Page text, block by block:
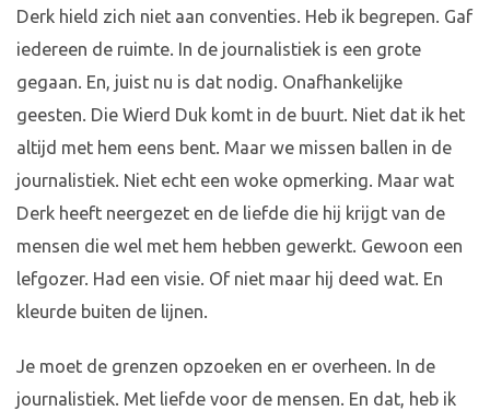
Derk hield zich niet aan conventies. Heb ik begrepen. Gaf
iedereen de ruimte. In de journalistiek is een grote
gegaan. En, juist nu is dat nodig. Onafhankelijke
geesten. Die Wierd Duk komt in de buurt. Niet dat ik het
altijd met hem eens bent. Maar we missen ballen in de
journalistiek. Niet echt een woke opmerking. Maar wat
Derk heeft neergezet en de liefde die hij krijgt van de
mensen die wel met hem hebben gewerkt. Gewoon een
lefgozer. Had een visie. Of niet maar hij deed wat. En
kleurde buiten de lijnen.
Je moet de grenzen opzoeken en er overheen. In de
journalistiek. Met liefde voor de mensen. En dat, heb ik